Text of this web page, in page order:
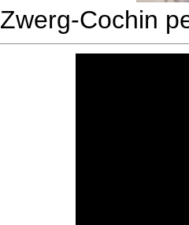
Zwerg-Cochin